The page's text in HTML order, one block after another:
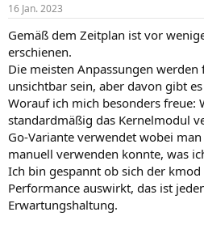
e
r
t
a
16 Jan. 2023
Gemäß dem Zeitplan ist vor
erschienen.
Die meisten Anpassungen
unsichtbar sein, aber davon gibt
Worauf ich mich besonders freue:
standardmäßig das Kernelmodul
Go-Variante verwendet wobei
manuell verwenden konnte, was
Ich bin gespannt ob sich der
Performance auswirkt, das ist
Erwartungshaltung.